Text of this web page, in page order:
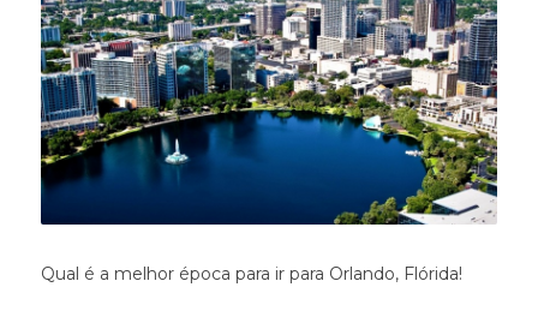
Qual é a melhor época para ir para Orlando, Flórida!